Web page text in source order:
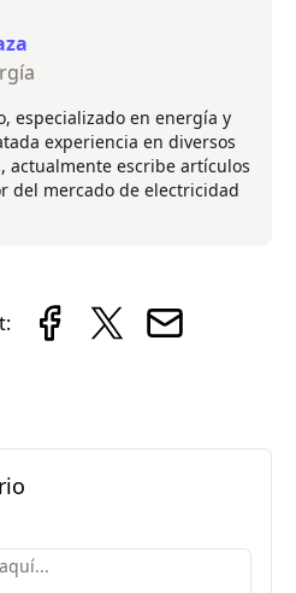
especializado en energía y
experiencia en diversos
actualmente escribe artículos
del mercado de electricidad